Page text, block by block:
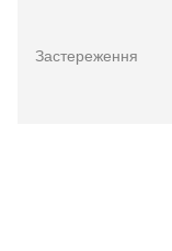
Застереження